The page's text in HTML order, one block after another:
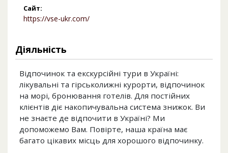
Сайт:
https://vse-ukr.com/
Діяльність
Відпочинок та екскурсійні тури в Україні:
лікувальні та гірськолижні курорти, відпочинок
на морі, бронювання готелів. Для постійних
клієнтів діє накопичувальна система знижок. Ви
не знаєте де відпочити в Україні? Ми
допоможемо Вам. Повірте, наша країна має
багато цікавих місць для хорошого відпочинку.